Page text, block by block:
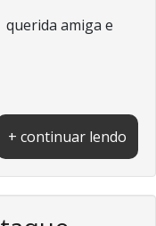
querida amiga e
+ continuar lendo